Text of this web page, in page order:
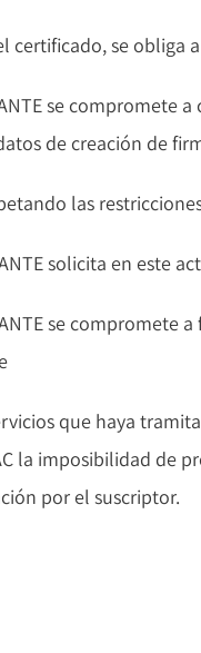
certificado, se obliga
se
de creación de
las
solicita en este
se
que haya
la imposibilidad de
por el suscriptor.